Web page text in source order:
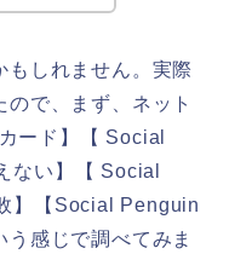
もしれません。実際
で、まず、ネット
ード】【 Social
い】【 Social
】【Social Penguin
感じで調べてみま